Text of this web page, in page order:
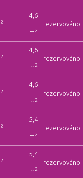
2
4,6
m2
rezervováno
2
4,6
m2
rezervováno
2
4,6
m2
rezervováno
2
5,4
m2
rezervováno
2
5,4
m2
rezervováno